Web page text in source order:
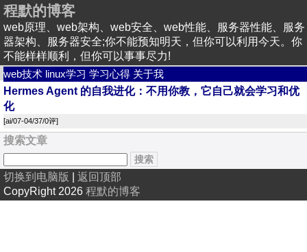
程默的博客
web原理、web架构、web安全、web性能、服务器性能、服务
器架构、服务器安全;你不能预知明天，但你可以利用今天。你
不能样样顺利，但你可以事事尽力!
web技术 linux学习 学习心得 关于我
Hermes Agent 的自我进化：不用你教，它自己就会学习和优
化
[ai/07-04/37/0评]
搜索文章
切换到电脑版
返回顶部
CopyRight 2026 程默的博客